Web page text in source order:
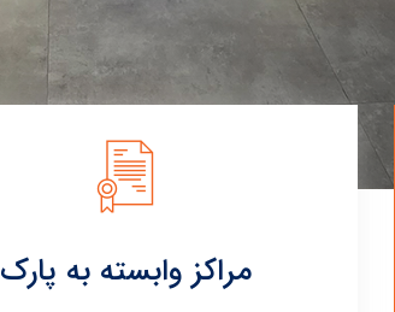
مراکز وابسته به پارک